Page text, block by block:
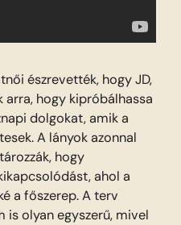
észrevették, hogy JD,
arra, hogy kipróbálhassa
dolgokat, amik a
A lányok azonnal
hogy
ahol a
a főszerep. A terv
is olyan egyszerű, mivel